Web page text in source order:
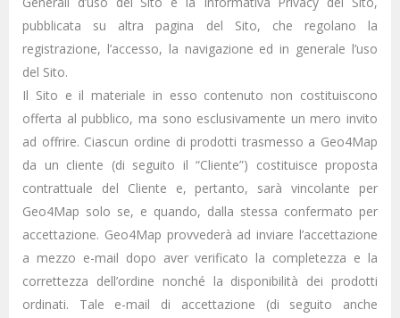
pubblicata su altra pagina del Sito, che regolano la
registrazione, l’accesso, la navigazione ed in generale l’uso
del Sito.
Il Sito e il materiale in esso contenuto non costituiscono
offerta al pubblico, ma sono esclusivamente un mero invito
ad offrire. Ciascun ordine di prodotti trasmesso a Geo4Map
da un cliente (di seguito il “Cliente”) costituisce proposta
contrattuale del Cliente e, pertanto, sarà vincolante per
Geo4Map solo se, e quando, dalla stessa confermato per
accettazione. Geo4Map provvederà ad inviare l’accettazione
a mezzo e-mail dopo aver verificato la completezza e la
correttezza dell’ordine nonché la disponibilità dei prodotti
ordinati. Tale e-mail di accettazione (di seguito anche